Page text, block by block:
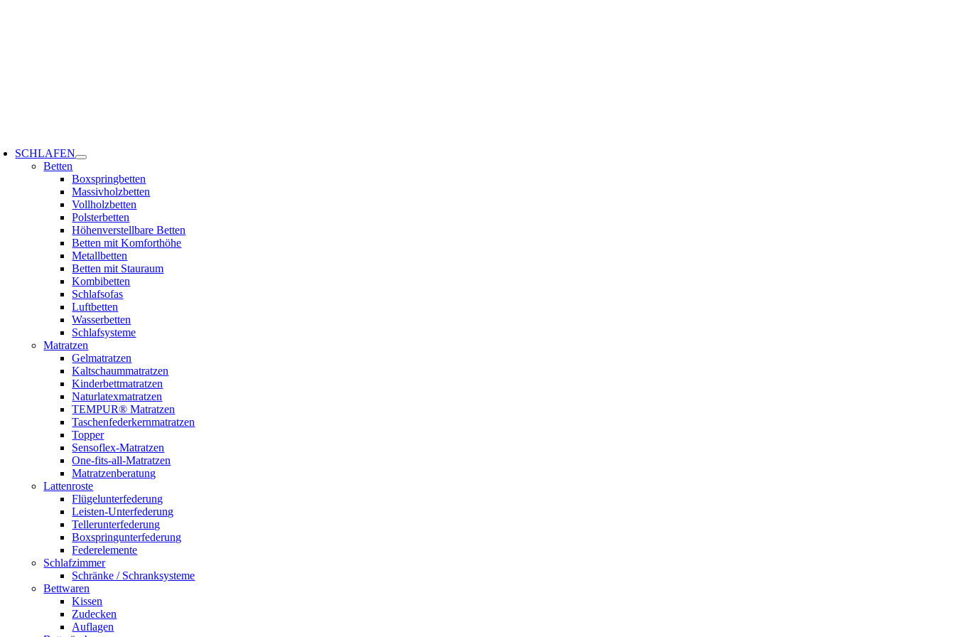
SCHLAFEN
Betten
Boxspringbetten
Massivholzbetten
Vollholzbetten
Polsterbetten
Höhenverstellbare Betten
Betten mit Komforthöhe
Metallbetten
Betten mit Stauraum
Kombibetten
Schlafsofas
Luftbetten
Wasserbetten
Schlafsysteme
Matratzen
Gelmatratzen
Kaltschaummatratzen
Kinderbettmatratzen
Naturlatexmatratzen
TEMPUR® Matratzen
Taschenfederkernmatratzen
Topper
Sensoflex-Matratzen
One-fits-all-Matratzen
Matratzenberatung
Lattenroste
Flügelunterfederung
Leisten-Unterfederung
Tellerunterfederung
Boxspringunterfederung
Federelemente
Schlafzimmer
Schränke / Schranksysteme
Bettwaren
Kissen
Zudecken
Auflagen